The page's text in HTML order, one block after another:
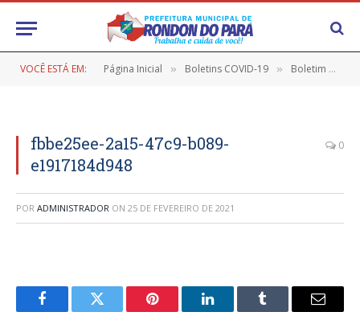
VOCÊ ESTÁ EM: Página Inicial » Boletins COVID-19 » Boletim COVID-19 (12/02/2021)
fbbe25ee-2a15-47c9-b089-
e1917184d948
0
POR ADMINISTRADOR ON 25 DE FEVEREIRO DE 2021